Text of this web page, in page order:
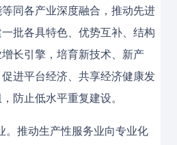
同各产业深度融合，推动先进
批各具特色、优势互补、结构
长引擎，培育新技术、新产
进平台经济、共享经济健康发
防止低水平重复建设。
。推动生产性服务业向专业化